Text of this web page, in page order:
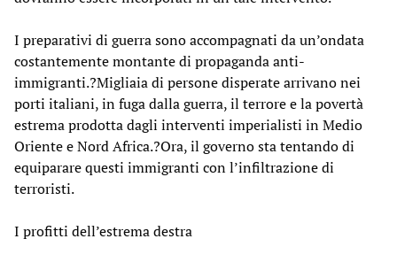
I preparativi di guerra sono accompagnati da un’ondata
costantemente montante di propaganda anti-
immigranti.?Migliaia di persone disperate arrivano nei
porti italiani, in fuga dalla guerra, il terrore e la povertà
estrema prodotta dagli interventi imperialisti in Medio
Oriente e Nord Africa.?Ora, il governo sta tentando di
equiparare questi immigranti con l’infiltrazione di
terroristi.
I profitti dell’estrema destra